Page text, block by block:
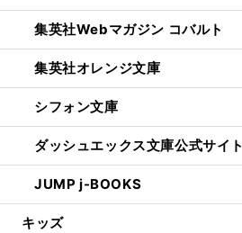
集英社Webマガジン コバルト
集英社オレンジ文庫
シフォン文庫
ダッシュエックス文庫公式サイト
JUMP j-BOOKS
キッズ